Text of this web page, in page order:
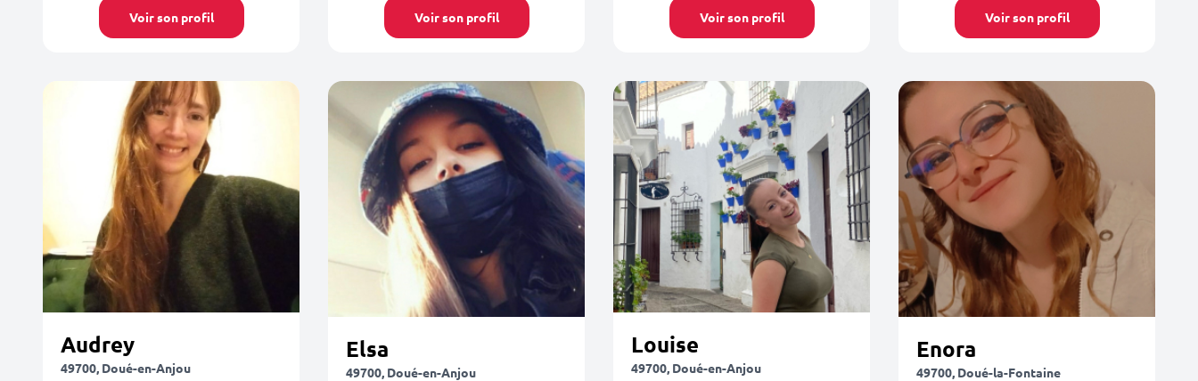
Voir son profil Voir son profil Voir son profil Voir son profil
Audrey
49700, Doué-en-Anjou
Elsa
49700, Doué-en-Anjou
Louise
49700, Doué-en-Anjou
Enora
49700, Doué-la-Fontaine